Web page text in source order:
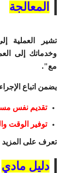
المعالجة
تشير العملية
وخدماتك إلى
مع".
يضمن اتباع
تقديم نفس
توفير الوقت
تعرف على
دليل مادي